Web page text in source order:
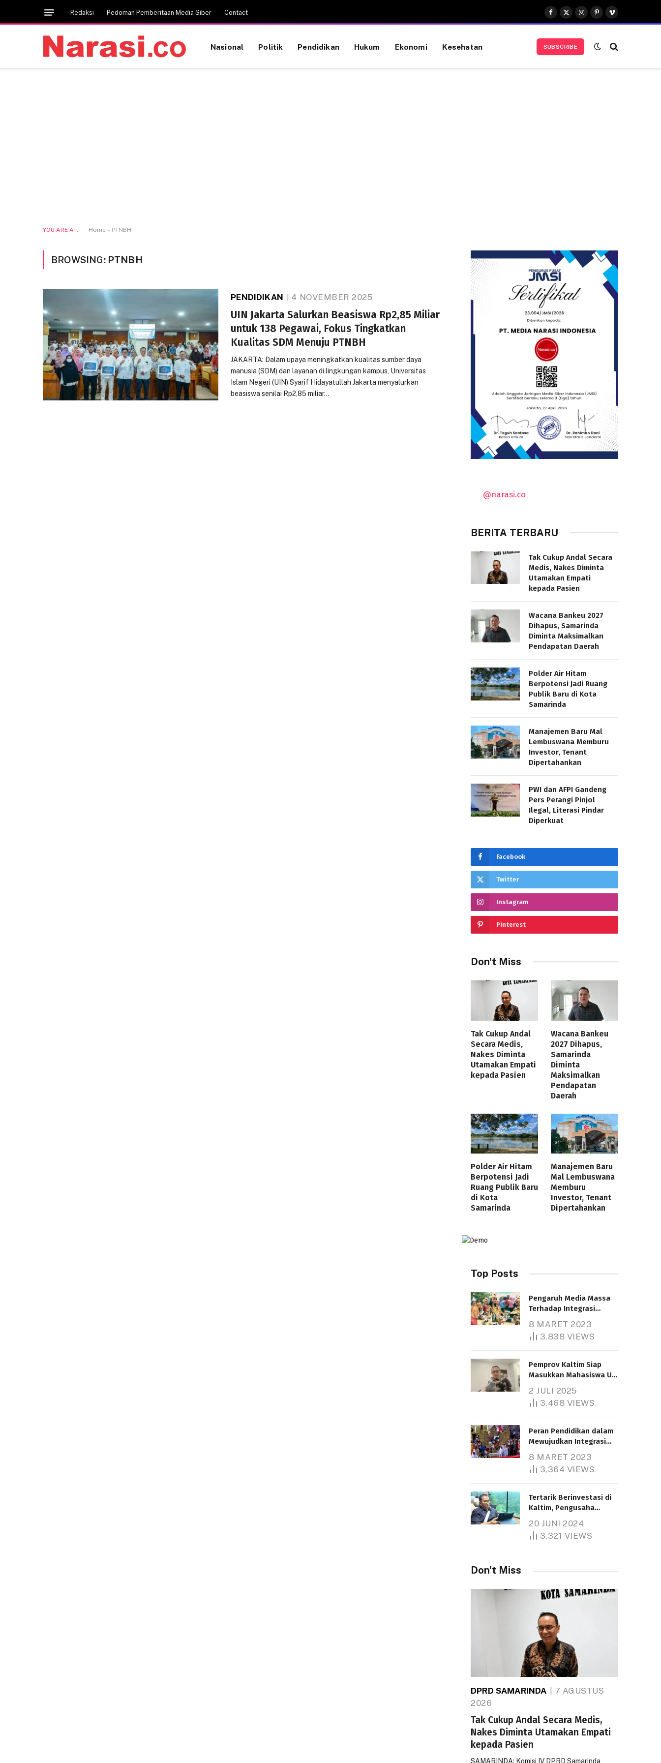
Redaksi Pedoman Pemberitaan Media Siber Contact
Facebook
X
(Twitter)
Instagram
Pinterest
Vimeo
Nasional Politik Pendidikan Hukum Ekonomi Kesehatan SUBSCRIBE
YOU ARE AT: Home » PTNBH
BROWSING: PTNBH
PENDIDIKAN 4 NOVEMBER 2025
UIN Jakarta Salurkan Beasiswa Rp2,85 Miliar
untuk 138 Pegawai, Fokus Tingkatkan
Kualitas SDM Menuju PTNBH
JAKARTA: Dalam upaya meningkatkan kualitas sumber daya
manusia (SDM) dan layanan di lingkungan kampus, Universitas
Islam Negeri (UIN) Syarif Hidayatullah Jakarta menyalurkan
beasiswa senilai Rp2,85 miliar…
@narasi.co
BERITA TERBARU
Tak Cukup Andal Secara
Medis, Nakes Diminta
Utamakan Empati
kepada Pasien
Wacana Bankeu 2027
Dihapus, Samarinda
Diminta Maksimalkan
Pendapatan Daerah
Polder Air Hitam
Berpotensi Jadi Ruang
Publik Baru di Kota
Samarinda
Manajemen Baru Mal
Lembuswana Memburu
Investor, Tenant
Dipertahankan
PWI dan AFPI Gandeng
Pers Perangi Pinjol
Ilegal, Literasi Pindar
Diperkuat
Facebook
Twitter
Instagram
Pinterest
Don't Miss
Tak Cukup Andal
Secara Medis,
Nakes Diminta
Utamakan Empati
kepada Pasien
Wacana Bankeu
2027 Dihapus,
Samarinda
Diminta
Maksimalkan
Pendapatan
Daerah
Polder Air Hitam
Berpotensi Jadi
Ruang Publik Baru
di Kota
Samarinda
Manajemen Baru
Mal Lembuswana
Memburu
Investor, Tenant
Dipertahankan
Top Posts
Pengaruh Media Massa
Terhadap Integrasi
8 MARET 2023
3,838 VIEWS
Pemprov Kaltim Siap
Masukkan Mahasiswa UT
Bantuan Pendidikan
Gratispol
2 JULI 2025
3,468 VIEWS
Peran Pendidikan dalam
Mewujudkan Integrasi
8 MARET 2023
3,364 VIEWS
Tertarik Berinvestasi di
Kaltim, Pengusaha
1.000 Hektare
20 JUNI 2024
3,321 VIEWS
Don't Miss
DPRD SAMARINDA
7 AGUSTUS
2026
Tak Cukup Andal Secara Medis,
Nakes Diminta Utamakan Empati
kepada Pasien
SAMARINDA: Komisi IV DPRD Samarinda